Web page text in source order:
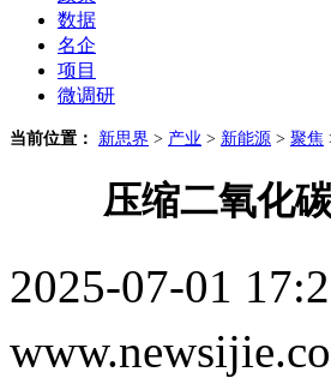
数据
名企
项目
微调研
当前位置： 新思界 > 产业 > 新能源 > 聚焦
压缩二氧化
2025-07-01